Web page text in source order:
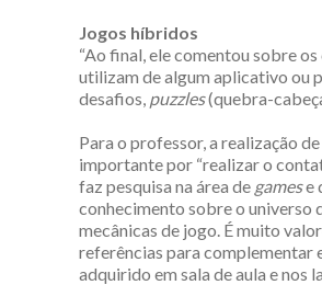
Jogos híbridos
“Ao final, ele comentou sobre
utilizam de algum aplicativo ou
desafios, puzzles(quebra-
Para o professor, a realização
importante por “realizar o
faz pesquisa na área de gamese
conhecimento sobre o universo
mecânicas de jogo. É muito
referências para complementar
adquirido em sala de aula e nos